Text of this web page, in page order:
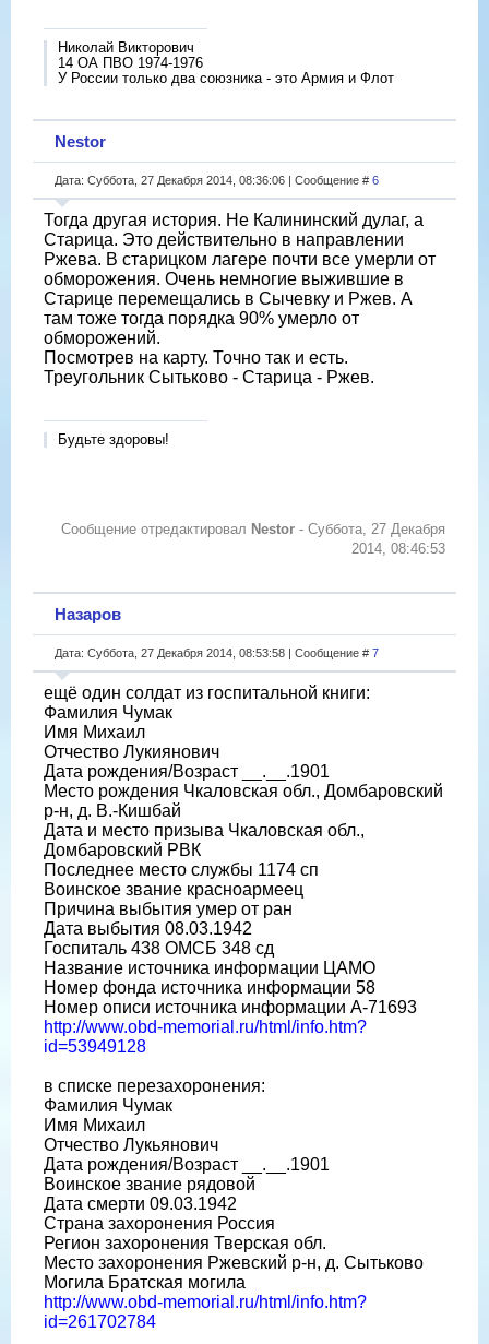
Николай Викторович
14 ОА ПВО 1974-1976
У России только два союзника - это Армия и Флот
Nestor
Дата: Суббота, 27 Декабря 2014, 08:36:06 | Сообщение # 6
Тогда другая история. Не Калининский дулаг, а
Старица. Это действительно в направлении
Ржева. В старицком лагере почти все умерли от
обморожения. Очень немногие выжившие в
Старице перемещались в Сычевку и Ржев. А
там тоже тогда порядка 90% умерло от
обморожений.
Посмотрев на карту. Точно так и есть.
Треугольник Сытьково - Старица - Ржев.
Будьте здоровы!
Сообщение отредактировал Nestor - Суббота, 27 Декабря
2014, 08:46:53
Назаров
Дата: Суббота, 27 Декабря 2014, 08:53:58 | Сообщение # 7
ещё один солдат из госпитальной книги:
Фамилия Чумак
Имя Михаил
Отчество Лукиянович
Дата рождения/Возраст __.__.1901
Место рождения Чкаловская обл., Домбаровский
р-н, д. В.-Кишбай
Дата и место призыва Чкаловская обл.,
Домбаровский РВК
Последнее место службы 1174 сп
Воинское звание красноармеец
Причина выбытия умер от ран
Дата выбытия 08.03.1942
Госпиталь 438 ОМСБ 348 сд
Название источника информации ЦАМО
Номер фонда источника информации 58
Номер описи источника информации А-71693
http://www.obd-memorial.ru/html/info.htm?
id=53949128
в списке перезахоронения:
Фамилия Чумак
Имя Михаил
Отчество Лукьянович
Дата рождения/Возраст __.__.1901
Воинское звание рядовой
Дата смерти 09.03.1942
Страна захоронения Россия
Регион захоронения Тверская обл.
Место захоронения Ржевский р-н, д. Сытьково
Могила Братская могила
http://www.obd-memorial.ru/html/info.htm?
id=261702784